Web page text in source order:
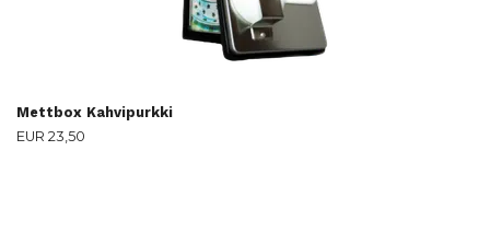
Mettbox Kahvipurkki
EUR 23,50